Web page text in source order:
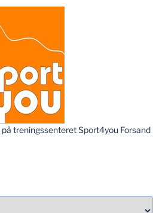
treningssenteret Sport4you Forsand